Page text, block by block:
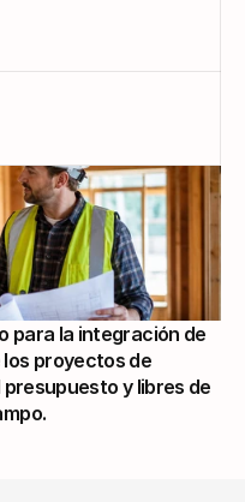
para la integración de
proyectos de
y libres de